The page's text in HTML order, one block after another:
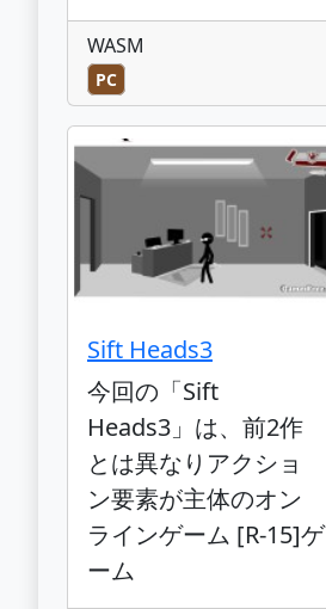
WASM
PC
Sift Heads3
今回の「Sift
Heads3」は、前2作
とは異なりアクショ
ン要素が主体のオン
ラインゲーム [R-15]ゲ
ーム